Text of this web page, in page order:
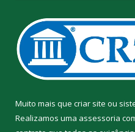
Muito mais que criar site ou
Realizamos uma assessoria